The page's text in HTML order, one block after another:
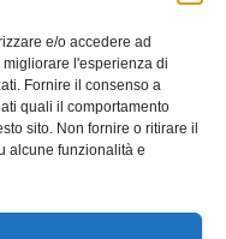
e/o accedere ad
l'esperienza di
Fornire il consenso a
quali il comportamento
sito. Non fornire o ritirare il
alcune funzionalità e